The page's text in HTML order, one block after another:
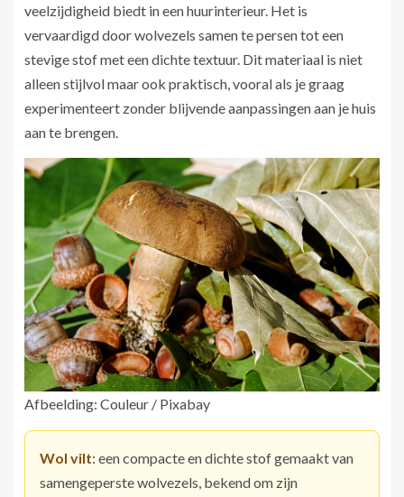
veelzijdigheid biedt in een huurinterieur. Het is
vervaardigd door wolvezels samen te persen tot een
stevige stof met een dichte textuur. Dit materiaal is niet
alleen stijlvol maar ook praktisch, vooral als je graag
experimenteert zonder blijvende aanpassingen aan je huis
aan te brengen.
Afbeelding: Couleur / Pixabay
Wol vilt: een compacte en dichte stof gemaakt van
samengeperste wolvezels, bekend om zijn